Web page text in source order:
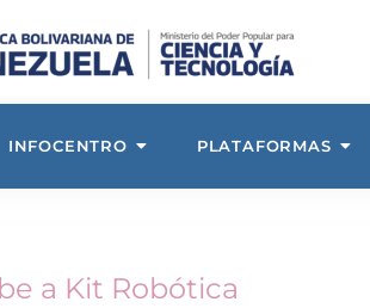
INFOCENTRO PLATAFORMAS
a Kit Robótica